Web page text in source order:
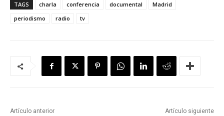
TAGS charla conferencia documental
Madrid
periodismo
radio tv
Artículo anterior Artículo siguiente